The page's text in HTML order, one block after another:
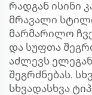
რადგან ისინი
მრავალი
მარმარილო
და სუფთა
აძლევს
შეგრძნებას.
სხვადასხვა